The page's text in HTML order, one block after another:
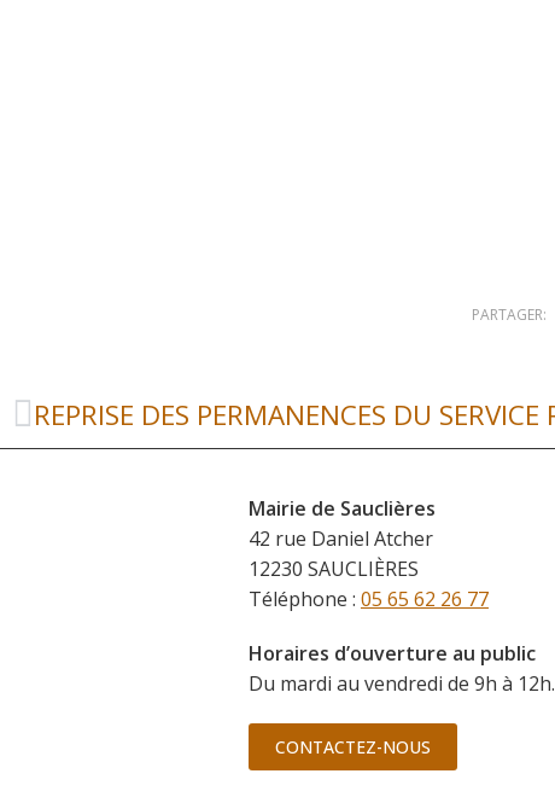
PARTAGER:
Mairie de Sauclières
42 rue Daniel Atcher
12230 SAUCLIÈRES
Téléphone : 05 65 62 26 77
Horaires d’ouverture au public
Du mardi au vendredi de 9h à 12h.
CONTACTEZ-NOUS